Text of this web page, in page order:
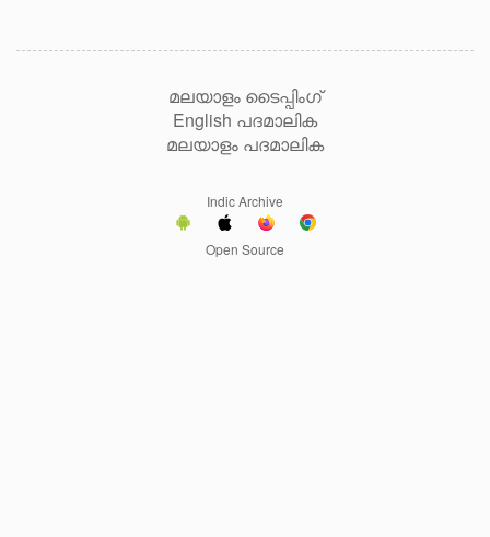
മലയാളം ടൈപ്പിംഗ്
English പദമാലിക
മലയാളം പദമാലിക
Indic Archive
Open Source